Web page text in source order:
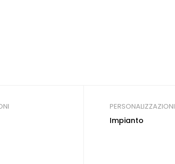
PERSONALIZZAZIONI
Impianto